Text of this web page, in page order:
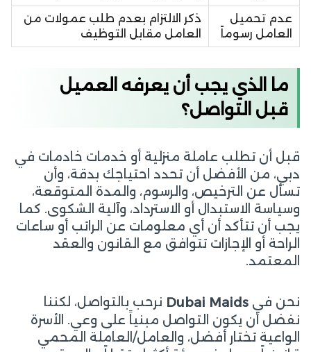
عدم تحميل
العامل رسوماً
ذكر الالتزام بعدم طلب عمولات من
العامل مقابل التوظيف
ما الذي يجب أن يعرفه العميل
قبل التواصل؟
قبل أن تطلب عاملة منزلية أو خدمات خادمات في
دبي، من الأفضل أن تحدد احتياجك بدقة، وأن
تسأل عن الترخيص، والرسوم، والمدة المتوقعة،
وسياسة الاستبدال أو الاسترداد، وآلية الشكوى. كما
يجب أن تتأكد أن أي معلومات عن الراتب أو ساعات
الراحة أو الإجازات تتوافق مع القانون والعقد
المعتمد.
نحن في Dubai Maids نرحب بالتواصل، لكننا
نفضل أن يكون التواصل مبنياً على وعي. الأسرة
الواعية تختار أفضل، والعامل/العاملة المحمي